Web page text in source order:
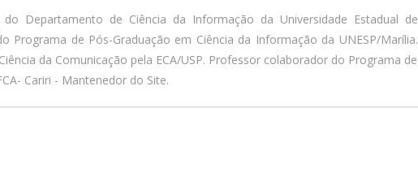
do Departamento de Ciência da Informação da Universidade Estadual de
Programa de Pós-Graduação em Ciência da Informação da UNESP/Marília.
da Comunicação pela ECA/USP. Professor colaborador do Programa de
Cariri - Mantenedor do Site.